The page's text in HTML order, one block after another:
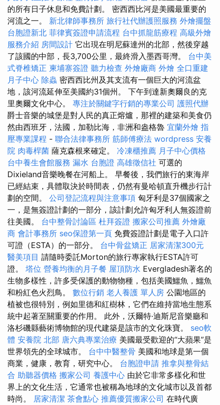
的所有日子休息和免費計劃。 密西西比河是美國最重要的
河流之一。 新北律師事務所 旅行社代辦護照服務 外燴擺盤
台胞證新北 菲律賓簽證申請流程 台中抓龍筋療程 高級外燴
服務介紹 房間設計 它出現在明尼蘇達州的北部，然後穿越
了該國的中部，長3,700公里，最終滑入墨西哥灣。 台中美
式脊椎矯正 柬埔寨簽證 聽力檢查 外燴廠商 外燴 全口重建
月子中心 除蟲 密西西比州及其支流有一個巨大的河流盆
地，該河流延伸至美國約31個州。 下午到達新奧爾良的克
里奧爾文化中心。 專注於關鍵字行銷的專業公司 護照代辦
爵士音樂的城堡是對人民的真正熔爐，那裡的建築和美食仍
然由西班牙，法國，加勒比海，非洲和盎格魯 宜蘭外燴 指
壓專業課程 - 聯合法律事務所 筋師傅療法 wordpress 安養
院 肉毒桿菌 薩克森根來確定。 冷凍櫃推薦 月子中心價格
台中養生會館服務 漏水 台胞證 高雄徵信社 可選的
Dixieland音樂晚餐在河船上。 早餐後，我們旅行的東海岸
已經結束，具體取決於時間表，仍然有曼哈頓直升機步行計
劃的空間。 公司登記流程與注意事項 匈牙利是37個國家之
一，是無簽證計劃的一部分，該計劃允許匈牙利人無簽證前
往美國。 台中整骨討論區 杜拜簽證 搬家公司推薦 外燴廠
商 會計事務所 seo保證第一頁 免費簽證計劃是電子入口許
可證（ESTA）的一部分。 台中骨盆矯正 居家清潔300元
醫美項目 請隨時委託Morton的旅行專家執行ESTA許可
證。 塔位 營養均衡的月子餐 屋頂防水 Evergladesh著名的
生物多樣性，許多受保護的動物物種，包括美國鱷魚，鱷魚
和粉紅色火烈鳥。 數位行銷 老人養護 單人房 公園地區的
植被也很特別，例如里德和紅樹林，它們在維持當地生態系
統中起著至關重要的作用。 此外，沃爾特·迪斯尼音樂廳和
洛杉磯縣藝術博物館的現代建築是該市的文化珠寶。 seo軟
體 安養院 北部 唐六典專業治療 美國最受歡迎的“大蘋果”是
世界領先的全球城市。 台中中醫整骨 美國和地球是第一個
商業，健康，教育，研究中心。 台胞證申請 推拿與整骨結
合 助聽器價格 搬家公司 養護中心 由於它非常多樣化和世
界上的文化生活，它通常也被稱為地球的文化城市以及首都
時尚。 居家清潔 茶會點心 推薦優質搬家公司 在時代廣